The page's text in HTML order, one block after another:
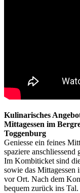
Kulinarisches
Mittagessen im
Toggenburg
Geniesse ein feines
spaziere
Im Kombiticket sind
sowie das
vor Ort. Nach dem
bequem zurück ins Tal.